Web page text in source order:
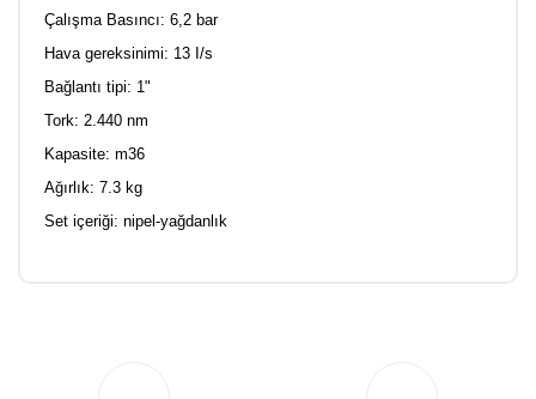
Çalışma Basıncı: 6,2 bar
Hava gereksinimi: 13 I/s
Bağlantı tipi: 1"
Tork: 2.440 nm
Kapasite: m36
Ağırlık: 7.3 kg
Set içeriği: nipel-yağdanlık